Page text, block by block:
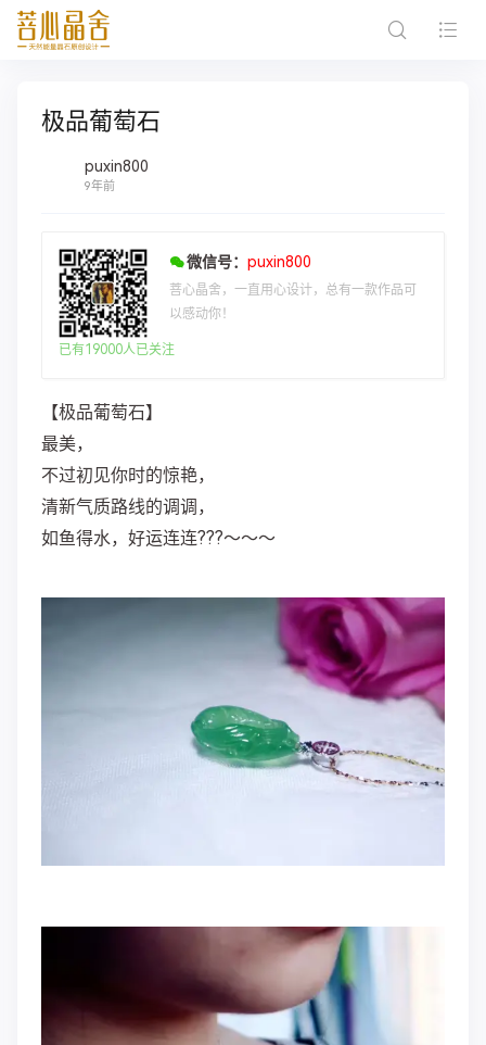
极品葡萄石
puxin800
9年前
微信号： puxin800
菩心晶舍，一直用心设计，总有一款作品可
以感动你！
已有19000人已关注
【极品葡萄石】
最美，
不过初见你时的惊艳，
清新气质路线的调调，
如鱼得水，好运连连???～～～